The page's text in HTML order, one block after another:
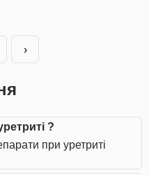
›
?
при уретриті